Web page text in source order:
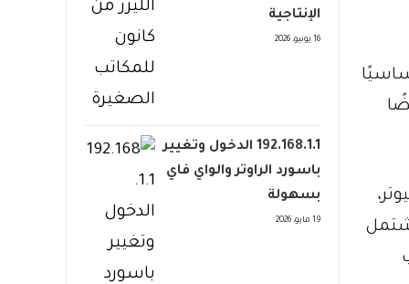
يعد أساسيًا
الإنتاجية
16 يونيو، 2026
192.168.1.1 الدخول وتغيير
باسورد الراوتر والواي فاي
بسهولة
19 مايو، 2026